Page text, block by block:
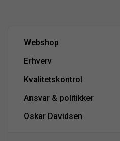
Webshop
Om Oskar Davidsen
Handelsbetingelser
Fortryd aftale
Erhverv
HoReCa | B2B
Erhvervssalg
Kvalitetskontrol
IFS Food-certificering
Se Fødevarestyrelsens
Ansvar & politikker
Persondatapolitik
Oskar Davidsen